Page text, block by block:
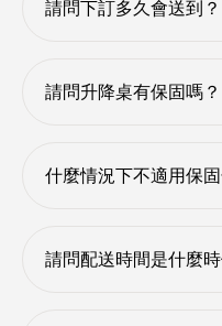
請問下訂多久會送到？
請問升降桌有保固嗎
什麼情況下不適用保
請問配送時間是什麼